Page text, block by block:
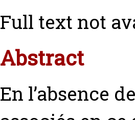
Full text not
Abstract
En l’absence